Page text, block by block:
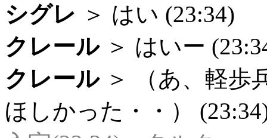
シグレ ＞ はい (23:34)
クレール＞ はいー
クレール＞ （あ、軽歩
ほしかった・・）